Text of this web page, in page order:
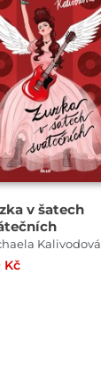
v šatech
Kalivodová
Kč